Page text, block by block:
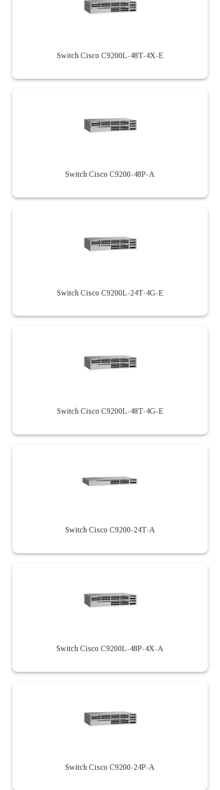
Switch Cisco C9200L-48T-4X-E
Switch Cisco C9200-48P-A
Switch Cisco C9200L-24T-4G-E
Switch Cisco C9200L-48T-4G-E
Switch Cisco C9200-24T-A
Switch Cisco C9200L-48P-4X-A
Switch Cisco C9200-24P-A